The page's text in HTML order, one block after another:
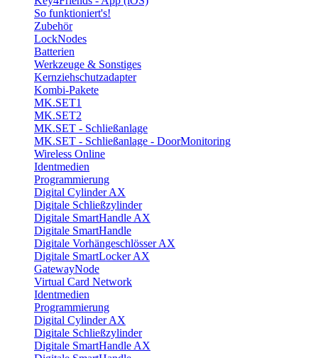
So funktioniert's!
Zubehör
LockNodes
Batterien
Werkzeuge & Sonstiges
Kernziehschutzadapter
Kombi-Pakete
MK.SET1
MK.SET2
MK.SET - Schließanlage
MK.SET - Schließanlage - DoorMonitoring
Wireless Online
Identmedien
Programmierung
Digital Cylinder AX
Digitale Schließzylinder
Digitale SmartHandle AX
Digitale SmartHandle
Digitale Vorhängeschlösser AX
Digitale SmartLocker AX
GatewayNode
Virtual Card Network
Identmedien
Programmierung
Digital Cylinder AX
Digitale Schließzylinder
Digitale SmartHandle AX